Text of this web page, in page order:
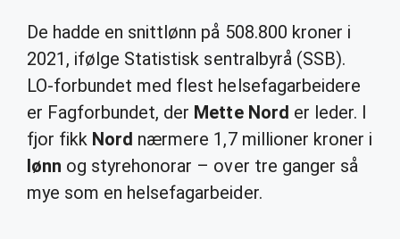
De hadde en snittlønn på 508.800 kroner i
2021, ifølge Statistisk sentralbyrå (SSB).
LO-forbundet med flest helsefagarbeidere
er Fagforbundet, der Mette Nord er leder. I
fjor fikk Nord nærmere 1,7 millioner kroner i
lønn og styrehonorar – over tre ganger så
mye som en helsefagarbeider.